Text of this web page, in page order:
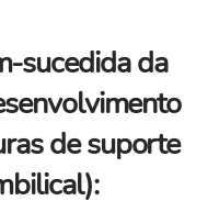
sucedida da
de suporte